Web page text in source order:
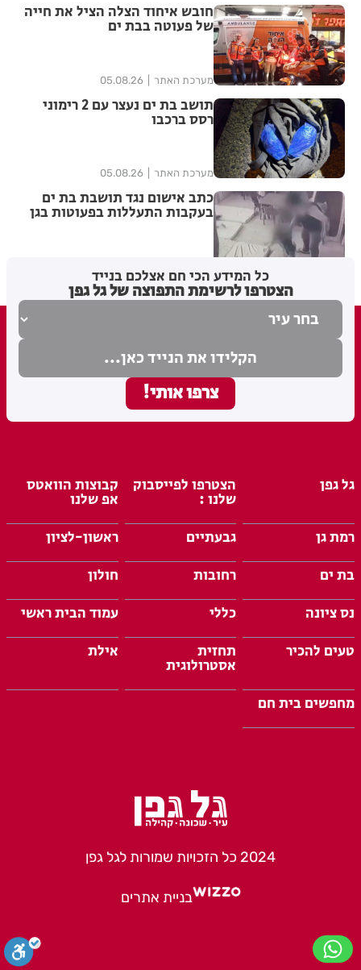
חובש איחוד הצלה הציל את חייה
של פעוטה בבת ים
מערכת האתר 05.08.26
תושב בת ים נעצר עם 2 רימוני
רסס ברכבו
מערכת האתר 05.08.26
כתב אישום נגד תושבת בת ים
בעקבות התעללות בפעוטות בגן
כל המידע הכי חם אצלכם בנייד
הצטרפו לרשימת התפוצה של גל גפן
גל גפן הצטרפו לפייסבוק
שלנו :
קבוצות הוואטס
אפ שלנו
רמת גן
גבעתיים
ראשון-לציון
בת ים
רחובות
חולון
נס ציונה
כללי
עמוד הבית ראשי
טעים להכיר
תחזית
אסטרולוגית
אילת
מחפשים בית חם
2024 כל הזכויות שמורות לגל גפן
בניית אתרים